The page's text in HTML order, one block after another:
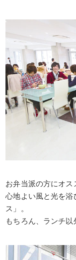
お弁当派の方にオス
心地よい風と光を浴
ス」。
もちろん、ランチ以